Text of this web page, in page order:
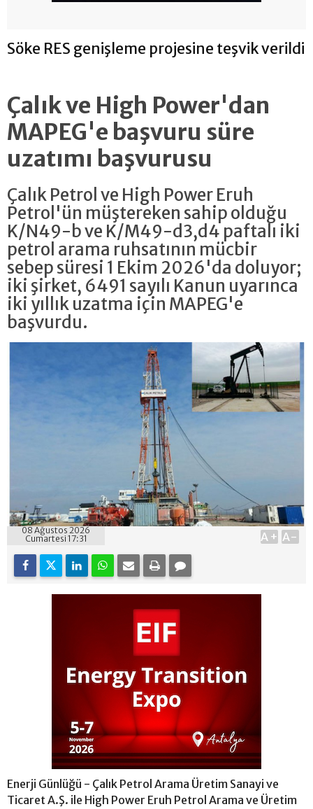
Söke RES genişleme projesine teşvik verildi
Çalık ve High Power'dan
MAPEG'e başvuru süre
uzatımı başvurusu
Çalık Petrol ve High Power Eruh
Petrol'ün müştereken sahip olduğu
K/N49-b ve K/M49-d3,d4 paftalı iki
petrol arama ruhsatının mücbir
sebep süresi 1 Ekim 2026'da doluyor;
iki şirket, 6491 sayılı Kanun uyarınca
iki yıllık uzatma için MAPEG'e
başvurdu.
08 Ağustos 2026
Cumartesi 17:31
A+ A-
Enerji Günlüğü - Çalık Petrol Arama Üretim Sanayi ve
Ticaret A.Ş. ile High Power Eruh Petrol Arama ve Üretim